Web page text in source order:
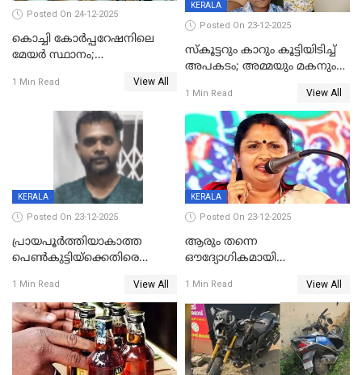
Posted On 24-12-2025
കൊച്ചി കോര്‍പ്പറേഷനിലെ
മേയര്‍ സ്ഥാനം;
രൂക്ഷം
1 Min Read View All
KERALA
Posted On 23-12-2025
സ്കൂട്ടറും കാറും കൂട്ടിയിടിച്ച്
അപകടം; അമ്മയും മകനും
ഗുരുതരാവസ്ഥയിൽ
1 Min Read View All
KERALA
Posted On 23-12-2025
പ്രായപൂർത്തിയാകാത്ത
പെൺകുട്ടിയ്ക്കെതിരെ
59 വർഷം തടവും 90,൦൦൦ രൂപ
പിഴയും ശിക്ഷ
1 Min Read View All
KERALA
Posted On 23-12-2025
ആരും തന്നെ
ഔദ്യോഗികമായി
കണ്ടെത്താൻ ഇന്ന് കോർ
കമ്മിറ്റി കൂടിയില്ല';
അതൃപ്തിയുമായി ദീപ്തി മേരി
വർഗീസ്
1 Min Read View All